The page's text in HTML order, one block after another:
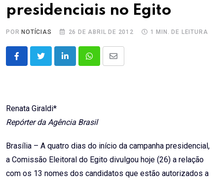
presidenciais no Egito
POR NOTÍCIAS 26 DE ABRIL DE 2012 1 MIN. DE LEITURA
LinkedInWhatsappShare
Renata Giraldi*
Repórter da Agência Brasil
Brasília – A quatro dias do início da campanha presidencial,
a Comissão Eleitoral do Egito divulgou hoje (26) a relação
com os 13 nomes dos candidatos que estão autorizados a